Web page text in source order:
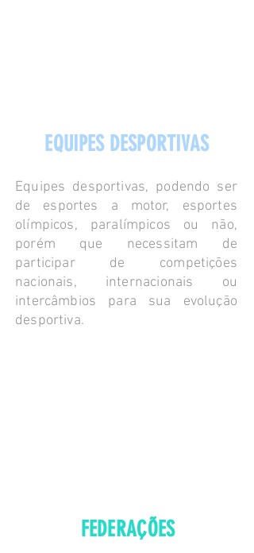
EQUIPES DESPORTIVAS
Equipes desportivas, podendo ser
de esportes a motor, esportes
olímpicos, paralímpicos ou não,
porém que necessitam de
participar de competições
nacionais, internacionais ou
intercâmbios para sua evolução
desportiva.
FEDERAÇÕES